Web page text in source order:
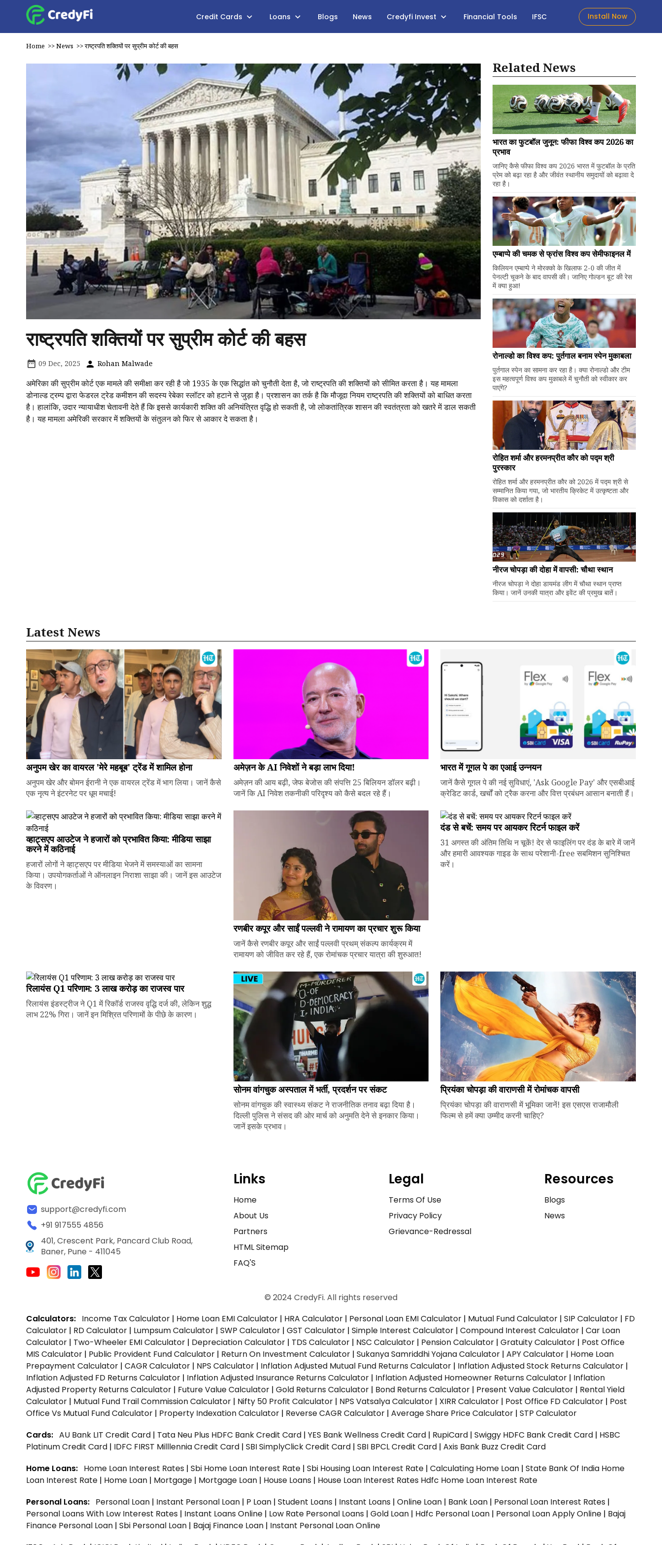
Credit Cards Loans Blogs News Credyfi Invest Financial Tools IFSC Install Now
Home >>News >>राष्ट्रपति शक्तियों पर सुप्रीम कोर्ट की बहस
राष्ट्रपति शक्तियों पर सुप्रीम कोर्ट की बहस
09 Dec, 2025 Rohan Malwade
अमेरिका की सुप्रीम कोर्ट एक मामले की समीक्षा कर रही है जो 1935 के एक सिद्धांत को चुनौती देता है, जो राष्ट्रपति की शक्तियों को सीमित करता है। यह मामला
डोनाल्ड ट्रम्प द्वारा फेडरल ट्रेड कमीशन की सदस्य रेबेका स्लॉटर को हटाने से जुड़ा है। प्रशासन का तर्क है कि मौजूदा नियम राष्ट्रपति की शक्तियों को बाधित करता
है। हालांकि, उदार न्यायाधीश चेतावनी देते हैं कि इससे कार्यकारी शक्ति की अनियंत्रित वृद्धि हो सकती है, जो लोकतांत्रिक शासन की स्वतंत्रता को खतरे में डाल सकती
है। यह मामला अमेरिकी सरकार में शक्तियों के संतुलन को फिर से आकार दे सकता है।
Related News
भारत का फुटबॉल जुनून: फीफा विश्व कप 2026 का
प्रभाव
जानिए कैसे फीफा विश्व कप 2026 भारत में फुटबॉल के प्रति
प्रेम को बढ़ा रहा है और जीवंत स्थानीय समुदायों को बढ़ावा दे
रहा है।
एम्बाप्पे की चमक से फ्रांस विश्व कप सेमीफाइनल में
किलियन एम्बाप्पे ने मोरक्को के खिलाफ 2-0 की जीत में
पेनल्टी चूकने के बाद वापसी की। जानिए गोल्डन बूट की रेस
में क्या हुआ!
रोनाल्डो का विश्व कप: पुर्तगाल बनाम स्पेन मुकाबला
पुर्तगाल स्पेन का सामना कर रहा है। क्या रोनाल्डो और टीम
इस महत्वपूर्ण विश्व कप मुकाबले में चुनौती को स्वीकार कर
पाएंगे?
रोहित शर्मा और हरमनप्रीत कौर को पद्म श्री
पुरस्कार
रोहित शर्मा और हरमनप्रीत कौर को 2026 में पद्म श्री से
सम्मानित किया गया, जो भारतीय क्रिकेट में उत्कृष्टता और
विकास को दर्शाता है।
नीरज चोपड़ा की दोहा में वापसी: चौथा स्थान
नीरज चोपड़ा ने दोहा डायमंड लीग में चौथा स्थान प्राप्त
किया। जानें उनकी यात्रा और इवेंट की प्रमुख बातें।
Latest News
अनुपम खेर का वायरल 'मेरे महबूब' ट्रेंड में शामिल होना
अनुपम खेर और बोमन ईरानी ने एक वायरल ट्रेंड में भाग लिया। जानें कैसे
एक नृत्य ने इंटरनेट पर धूम मचाई!
अमेज़न के AI निवेशों ने बड़ा लाभ दिया!
अमेज़न की आय बढ़ी, जेफ बेजोस की संपत्ति 25 बिलियन डॉलर बढ़ी।
जानें कि AI निवेश तकनीकी परिदृश्य को कैसे बदल रहे हैं।
भारत में गूगल पे का एआई उन्नयन
जानें कैसे गूगल पे की नई सुविधाएं, 'Ask Google Pay' और एसबीआई
क्रेडिट कार्ड, खर्चों को ट्रैक करना और वित्त प्रबंधन आसान बनाती हैं।
व्हाट्सएप आउटेज ने हजारों को प्रभावित किया: मीडिया साझा
करने में कठिनाई
हजारों लोगों ने व्हाट्सएप पर मीडिया भेजने में समस्याओं का सामना
किया। उपयोगकर्ताओं ने ऑनलाइन निराशा साझा की। जानें इस आउटेज
के विवरण।
रणबीर कपूर और साईं पल्लवी ने रामायण का प्रचार शुरू किया
जानें कैसे रणबीर कपूर और साईं पल्लवी प्रथम् संकल्प कार्यक्रम में
रामायण को जीवित कर रहे हैं, एक रोमांचक प्रचार यात्रा की शुरुआत!
दंड से बचें: समय पर आयकर रिटर्न फाइल करें
31 अगस्त की अंतिम तिथि न चूकें! देर से फाइलिंग पर दंड के बारे में जानें
और हमारी आवश्यक गाइड के साथ परेशानी-free सबमिशन सुनिश्चित
करें।
रिलायंस Q1 परिणाम: ₹3 लाख करोड़ का राजस्व पार
रिलायंस इंडस्ट्रीज ने Q1 में रिकॉर्ड राजस्व वृद्धि दर्ज की, लेकिन शुद्ध
लाभ 22% गिरा। जानें इन मिश्रित परिणामों के पीछे के कारण।
सोनम वांगचुक अस्पताल में भर्ती, प्रदर्शन पर संकट
सोनम वांगचुक की स्वास्थ्य संकट ने राजनीतिक तनाव बढ़ा दिया है।
दिल्ली पुलिस ने संसद की ओर मार्च को अनुमति देने से इनकार किया।
जानें इसके प्रभाव।
प्रियंका चोपड़ा की वाराणसी में रोमांचक वापसी
प्रियंका चोपड़ा की वाराणसी में भूमिका जानें! इस एसएस राजामौली
फिल्म से हमें क्या उम्मीद करनी चाहिए?
support@credyfi.com
+91 917555 4856
401, Crescent Park, Pancard Club Road,
Baner, Pune - 411045
Links
Home
About Us
Partners
HTML Sitemap
FAQ'S
Legal
Terms Of Use
Privacy Policy
Grievance-Redressal
Resources
Blogs
News
© 2024 CredyFi. All rights reserved
Calculators: Income Tax Calculator | Home Loan EMI Calculator | HRA Calculator | Personal Loan EMI Calculator | Mutual Fund Calculator | SIP Calculator | FD
Calculator | RD Calculator | Lumpsum Calculator | SWP Calculator | GST Calculator | Simple Interest Calculator | Compound Interest Calculator | Car Loan
Calculator | Two-Wheeler EMI Calculator | Depreciation Calculator | TDS Calculator | NSC Calculator | Pension Calculator | Gratuity Calculator | Post Office
MIS Calculator | Public Provident Fund Calculator | Return On Investment Calculator | Sukanya Samriddhi Yojana Calculator | APY Calculator | Home Loan
Prepayment Calculator | CAGR Calculator | NPS Calculator | Inflation Adjusted Mutual Fund Returns Calculator | Inflation Adjusted Stock Returns Calculator |
Inflation Adjusted FD Returns Calculator | Inflation Adjusted Insurance Returns Calculator | Inflation Adjusted Homeowner Returns Calculator | Inflation
Adjusted Property Returns Calculator | Future Value Calculator | Gold Returns Calculator | Bond Returns Calculator | Present Value Calculator | Rental Yield
Calculator | Mutual Fund Trail Commission Calculator | Nifty 50 Profit Calculator | NPS Vatsalya Calculator | XIRR Calculator | Post Office FD Calculator | Post
Office Vs Mutual Fund Calculator | Property Indexation Calculator | Reverse CAGR Calculator | Average Share Price Calculator | STP Calculator
Cards: AU Bank LIT Credit Card | Tata Neu Plus HDFC Bank Credit Card | YES Bank Wellness Credit Card | RupiCard | Swiggy HDFC Bank Credit Card | HSBC
Platinum Credit Card | IDFC FIRST Milllennia Credit Card | SBI SimplyClick Credit Card | SBI BPCL Credit Card | Axis Bank Buzz Credit Card
Home Loans: Home Loan Interest Rates | Sbi Home Loan Interest Rate | Sbi Housing Loan Interest Rate | Calculating Home Loan | State Bank Of India Home
Loan Interest Rate | Home Loan | Mortgage | Mortgage Loan | House Loans | House Loan Interest Rates Hdfc Home Loan Interest Rate
Personal Loans: Personal Loan | Instant Personal Loan | P Loan | Student Loans | Instant Loans | Online Loan | Bank Loan | Personal Loan Interest Rates |
Personal Loans With Low Interest Rates | Instant Loans Online | Low Rate Personal Loans | Gold Loan | Hdfc Personal Loan | Personal Loan Apply Online | Bajaj
Finance Personal Loan | Sbi Personal Loan | Bajaj Finance Loan | Instant Personal Loan Online